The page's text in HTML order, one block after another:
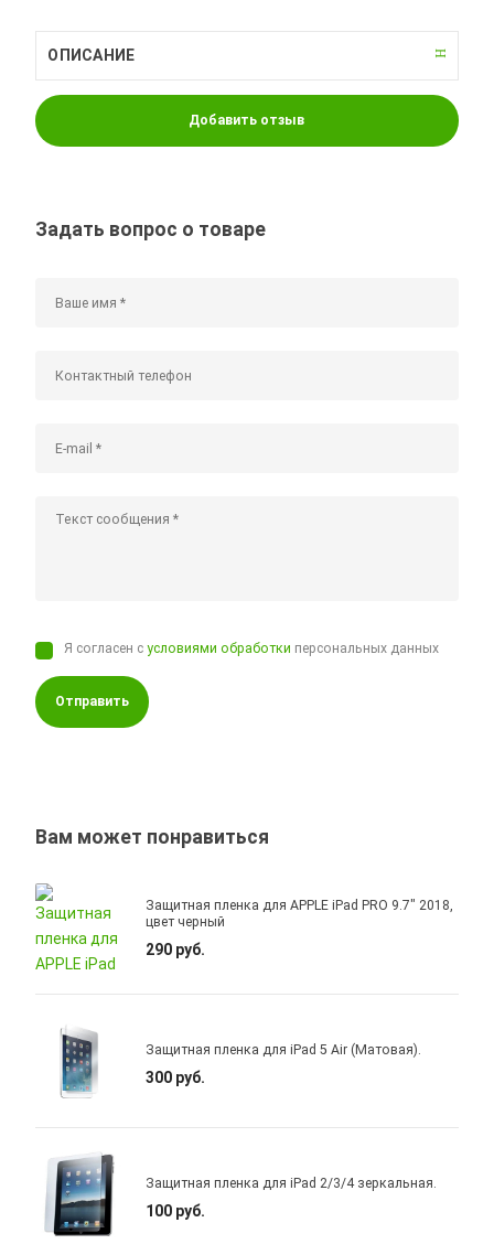
ОПИСАНИЕ
Добавить отзыв
Задать вопрос о товаре
Я согласен сусловиями обработки персональных данных
Отправить
Вам может понравиться
Защитная пленка для APPLE iPad PRO 9.7" 2018,
цвет черный
290 руб.
Защитная пленка для iPad 5 Air (Матовая).
300 руб.
Защитная пленка для iPad 2/3/4 зеркальная.
100 руб.